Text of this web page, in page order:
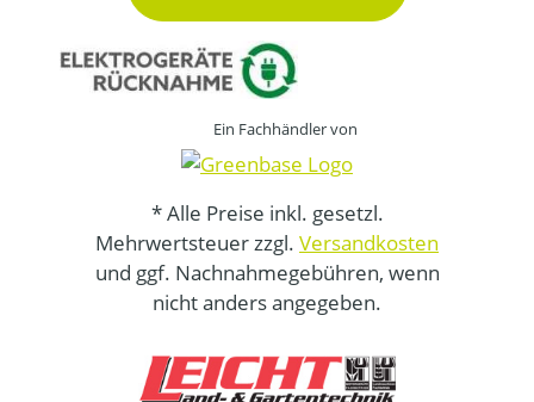
Ein Fachhändler von
* Alle Preise inkl. gesetzl.
Mehrwertsteuer zzgl. Versandkosten
und ggf. Nachnahmegebühren, wenn
nicht anders angegeben.